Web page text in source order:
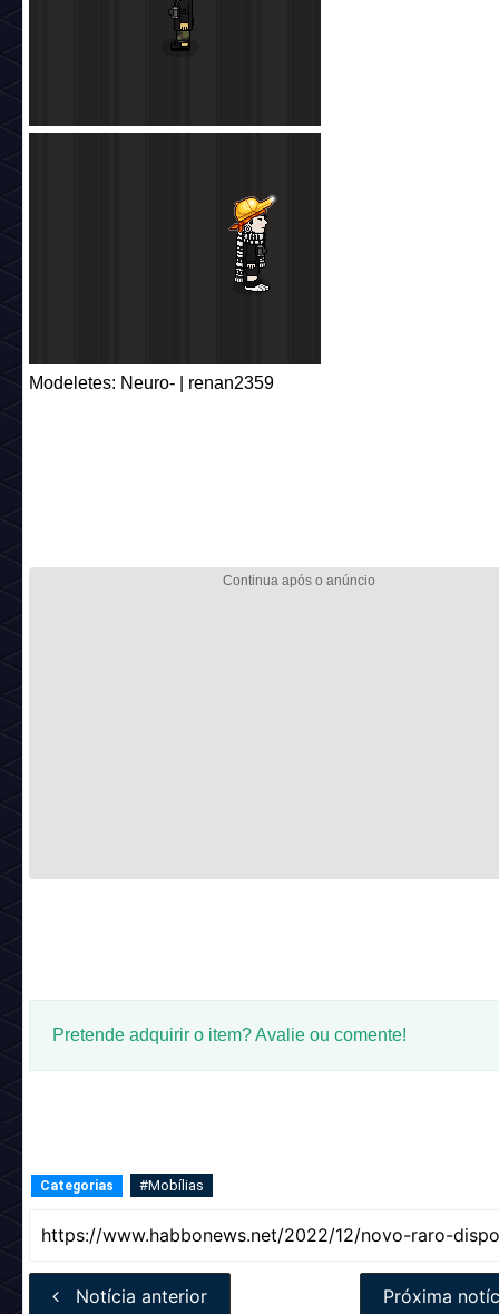
Modeletes: Neuro- | renan2359
Pretende adquirir o item? Avalie ou comente!
Categorias #Mobílias
Notícia anterior Próxima